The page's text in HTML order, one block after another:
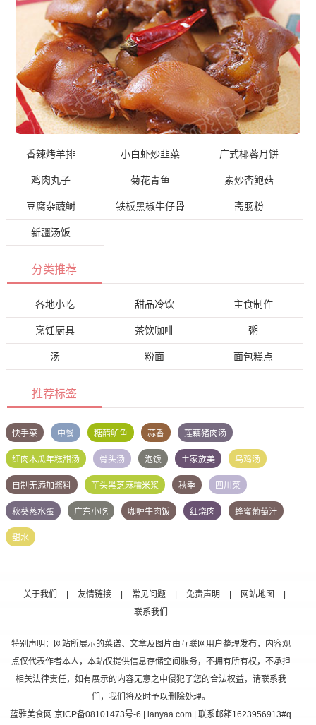
香辣烤羊排 小白虾炒韭菜 广式椰蓉月饼
鸡肉丸子 菊花青鱼 素炒杏鲍菇
豆腐杂蔬鲥 铁板黑椒牛仔骨 斋肠粉
新疆汤饭
分类推荐
各地小吃 甜品冷饮 主食制作
烹饪厨具 茶饮咖啡 粥
汤 粉面 面包糕点
推荐标签
快手菜 中餐 糖醋鲈鱼 蒜香 莲藕猪肉汤
红肉木瓜年糕甜汤 骨头汤 泡饭 土家族美 乌鸡汤
自制无添加酱料 芋头黑芝麻糯米浆 秋季 四川菜
秋葵蒸水蛋 广东小吃 咖喱牛肉饭 红烧肉 蜂蜜葡萄汁
甜水
关于我们 友情链接 常见问题 免责声明 网站地图
联系我们
特别声明：网站所展示的菜谱、文章及图片由互联网用户整理发布，内容观
点仅代表作者本人，本站仅提供信息存储空间服务，不拥有所有权，不承担
相关法律责任，如有展示的内容无意之中侵犯了您的合法权益，请联系我
们，我们将及时予以删除处理。
蓝雅美食网 京ICP备08101473号-6 | lanyaa.com | 联系邮箱1623956913#q